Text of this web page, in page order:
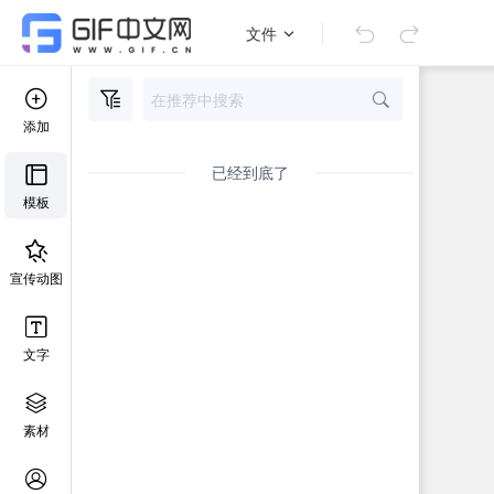
文件
添加
模板
宣传动图
文字
素材
已经到底了